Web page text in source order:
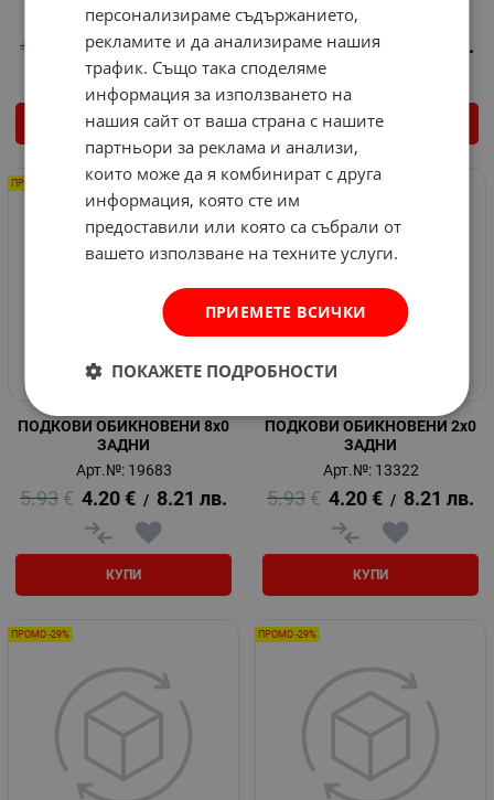
Арт.№: 12248
4.55 1.20 € / 2.35 лв.
КУПИ
Арт.№: 12249
4.55 € 1.20 € лв.
КУПИ
ПОДКОВИ ОБИКНОВЕНИ 8x0
ЗАДНИ
Арт.№: 19683
5.93 € 4.20 € / 8.21 лв.
КУПИ
ПРОМО -29%
ПОДКОВИ ОБИКНОВЕНИ 2x0
ЗАДНИ
Арт.№: 13322
5.93 € 4.20 € / 8.21 лв.
КУПИ
ПРОМО -29%
ПРОМО -29% ПРОМО -29%
персонализираме съдържанието,
рекламите и да анализираме нашия
трафик. Също така споделяме
информация за използването на
нашия сайт от ваша страна с нашите
партньори за реклама и анализи,
които може да я комбинират с друга
информация, която сте им
предоставили или която са събрали от
вашето използване на техните услуги.
ПРИЕМЕТЕ ВСИЧКИ
ПОКАЖЕТЕ ПОДРОБНОСТИ